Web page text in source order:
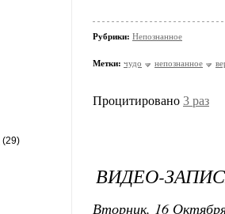
(29)
Рубрики: Непознанное
Метки: чудо непознанное
Процитировано 3 раз
ВИДЕО-
Вторник, 16